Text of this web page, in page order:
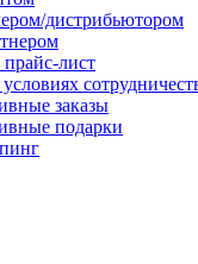
дистрибьютором
лист
заказы
подарки